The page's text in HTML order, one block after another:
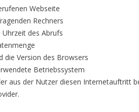
Webseite
Rechners
des Abrufs
die Version des Browsers
Betriebssystem
aus der Nutzer diesen Internetauftritt